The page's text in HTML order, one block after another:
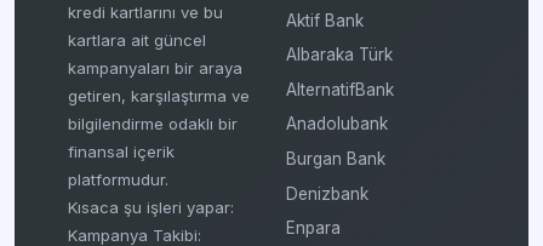
kredi kartlarını ve bu
kartlara ait güncel
kampanyaları bir araya
getiren, karşılaştırma ve
bilgilendirme odaklı bir
finansal içerik
platformudur.
Kısaca şu işleri yapar:
Kampanya Takibi:
Aktif Bank
Albaraka Türk
AlternatifBank
Anadolubank
Burgan Bank
Denizbank
Enpara